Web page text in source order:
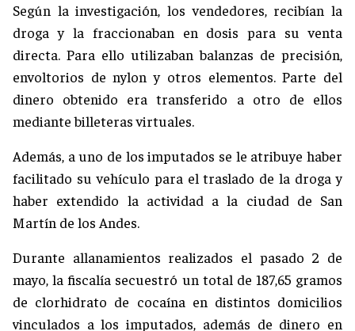
Según la investigación, los vendedores, recibían la
droga y la fraccionaban en dosis para su venta
directa. Para ello utilizaban balanzas de precisión,
envoltorios de nylon y otros elementos. Parte del
dinero obtenido era transferido a otro de ellos
mediante billeteras virtuales.
Además, a uno de los imputados se le atribuye haber
facilitado su vehículo para el traslado de la droga y
haber extendido la actividad a la ciudad de San
Martín de los Andes.
Durante allanamientos realizados el pasado 2 de
mayo, la fiscalía secuestró un total de 187,65 gramos
de clorhidrato de cocaína en distintos domicilios
vinculados a los imputados, además de dinero en